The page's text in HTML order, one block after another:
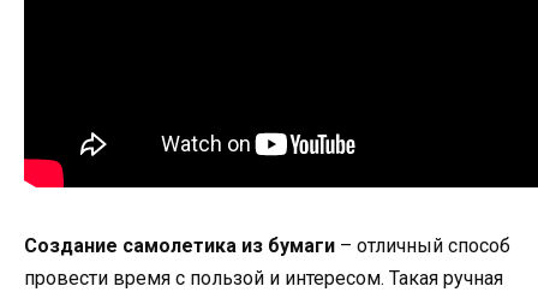
Создание самолетика из бумаги – отличный способ
провести время с пользой и интересом. Такая ручная